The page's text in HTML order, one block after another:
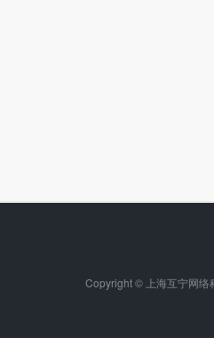
Copyright © 上海互宁网